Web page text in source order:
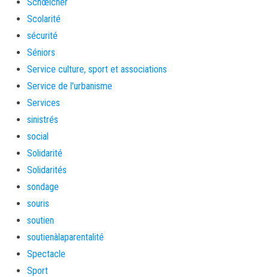
Scolarité
sécurité
Séniors
Service culture, sport et associations
Service de l'urbanisme
Services
sinistrés
social
Solidarité
Solidarités
sondage
souris
soutien
soutienàlaparentalité
Spectacle
Sport